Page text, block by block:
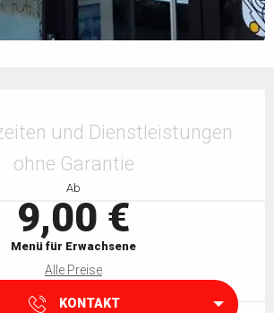
und Dienstleistungen
ohne Garantie
Ab
9,00 €
Menü für Erwachsene
Alle Preise
KONTAKT